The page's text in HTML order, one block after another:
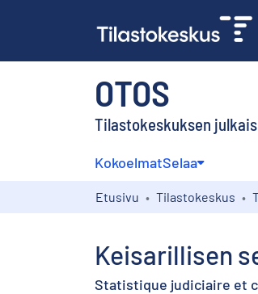
OTOS
Tilastokeskuksen
KokoelmatSelaa
Etusivu Tilastokeskus
Keisarillisen
Statistique judiciaire et